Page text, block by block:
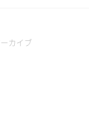
カイブ